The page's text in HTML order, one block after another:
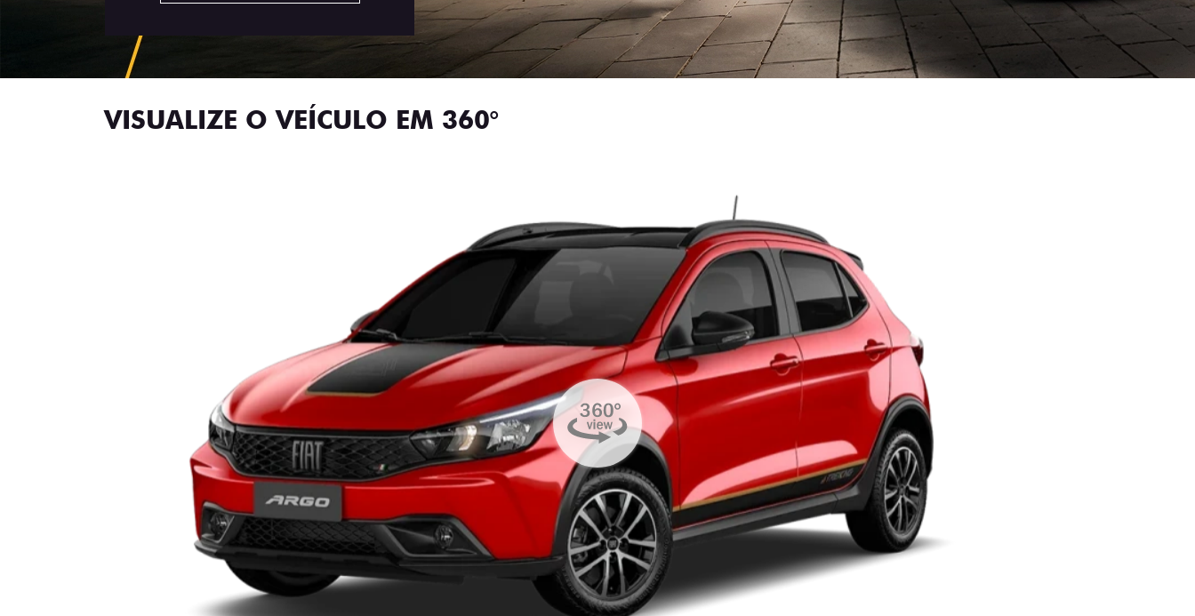
VISUALIZE O VEÍCULO EM 360°